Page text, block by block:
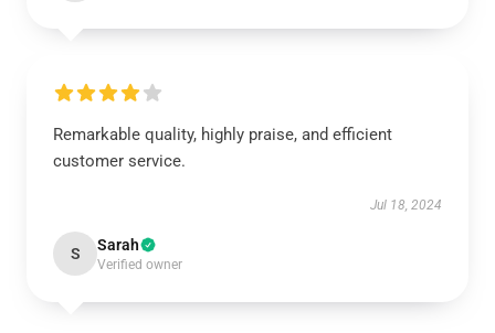
Remarkable quality, highly praise, and efficient
customer service.
Jul 18, 2024
S Sarah
Verified owner